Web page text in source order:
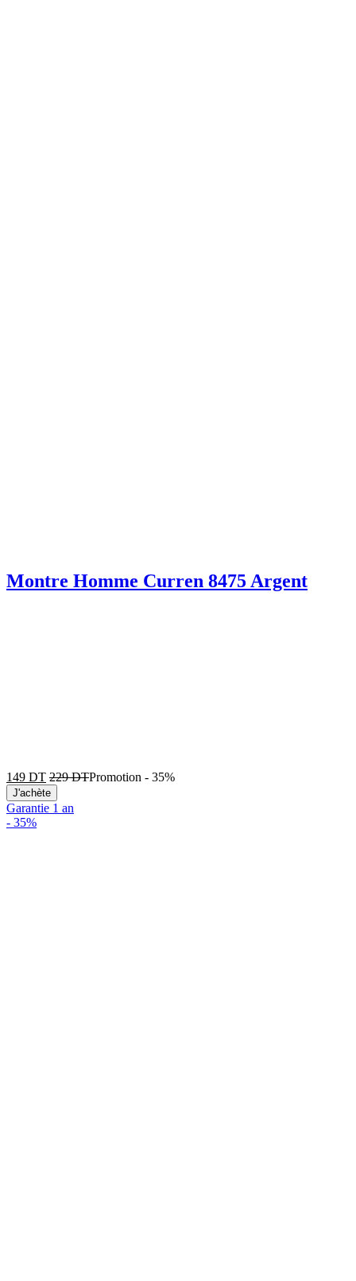
Montre Homme Curren 8475 Argent
149 DT 229DTPromotion - 35%
J'achète
Garantie 1 an
- 35%